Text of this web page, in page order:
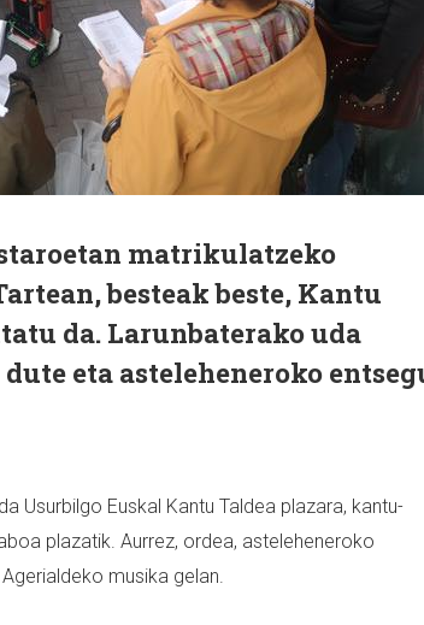
matrikulatzeko
besteak beste, Kantu
da. Larunbaterako uda
eta asteleheneroko
Usurbilgo Euskal Kantu Taldea plazara, kantu-
plazatik. Aurrez, ordea, asteleheneroko
musika gelan.